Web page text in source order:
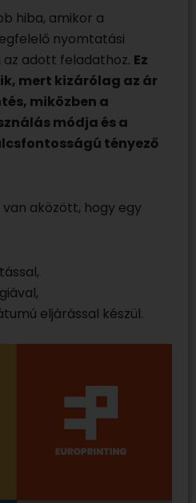
hiba, amikor a
nyomtatási
adott feladathoz. Ez
mert kizárólag az ár
miközben a
módja és a
tényező
van aközött, hogy egy
eljárással készül.